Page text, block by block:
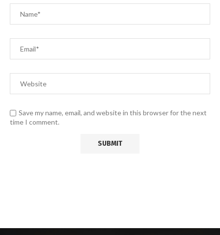
Save my name, email, and website in this browser for the next
time I comment.